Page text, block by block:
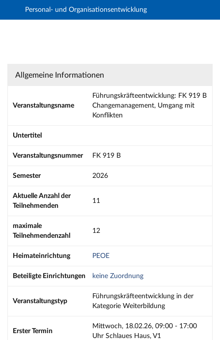
Hauptnavigation
Personal- und Organisationsentwicklung
Führungskräfteentwicklung: FK 919 B
Allgemeine Informationen
Veranstaltungsname
Führungskräfteentwicklung: FK 919 B
Changemanagement, Umgang mit
Konflikten
Untertitel
Veranstaltungsnummer FK 919 B
Semester 2026
Aktuelle Anzahl der
Teilnehmenden
11
maximale
Teilnehmendenzahl
12
Heimateinrichtung PEOE
Beteiligte Einrichtungen keine Zuordnung
Veranstaltungstyp
Führungskräfteentwicklung in der
Kategorie Weiterbildung
Erster Termin
Mittwoch, 18.02.26, 09:00 - 17:00
Uhr Schlaues Haus, V1